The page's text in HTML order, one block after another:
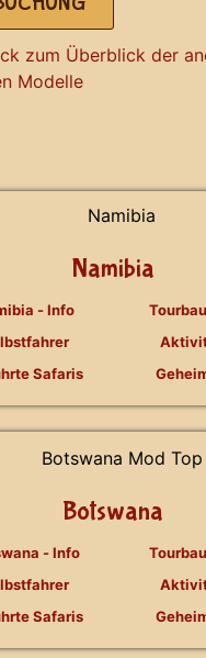
zum Überblick der
Modelle
Namibia
- Info
Safaris
Botswana
- Info
Safaris